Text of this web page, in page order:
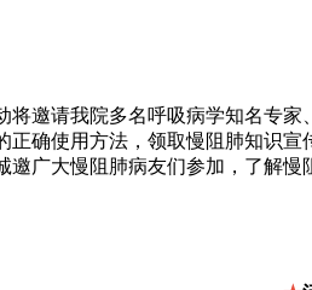
将邀请我院多名呼吸病学知名专
正确使用方法，领取慢阻肺知识
邀广大慢阻肺病友们参加，了解慢